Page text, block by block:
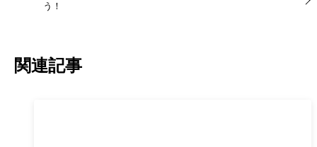
う！
関連記事